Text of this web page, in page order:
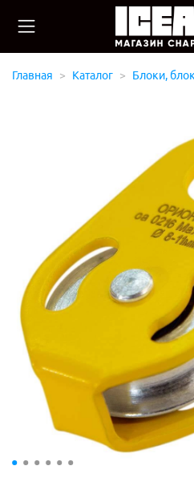
Главная Каталог Блоки,